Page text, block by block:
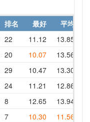
排名 最好 平均
22 11.12 13.85
20 10.07 13.56
29 10.47 13.30
24 11.21 12.86
8 12.65 13.94
7 10.30 11.56